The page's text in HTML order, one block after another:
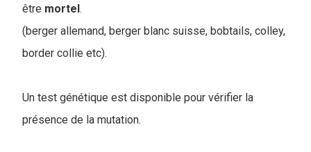
être mortel.
(berger allemand, berger blanc suisse, bobtails, colley,
border collie etc).
Un test génétique est disponible pour vérifier la
présence de la mutation.